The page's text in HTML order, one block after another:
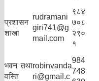
प्रशासन
शाखा
rudramani
giri741@g
mail.com
९८४
७०८
२९०
१
भवन तथा
वस्ति
robinvanda
ri@gmail.c
984
748